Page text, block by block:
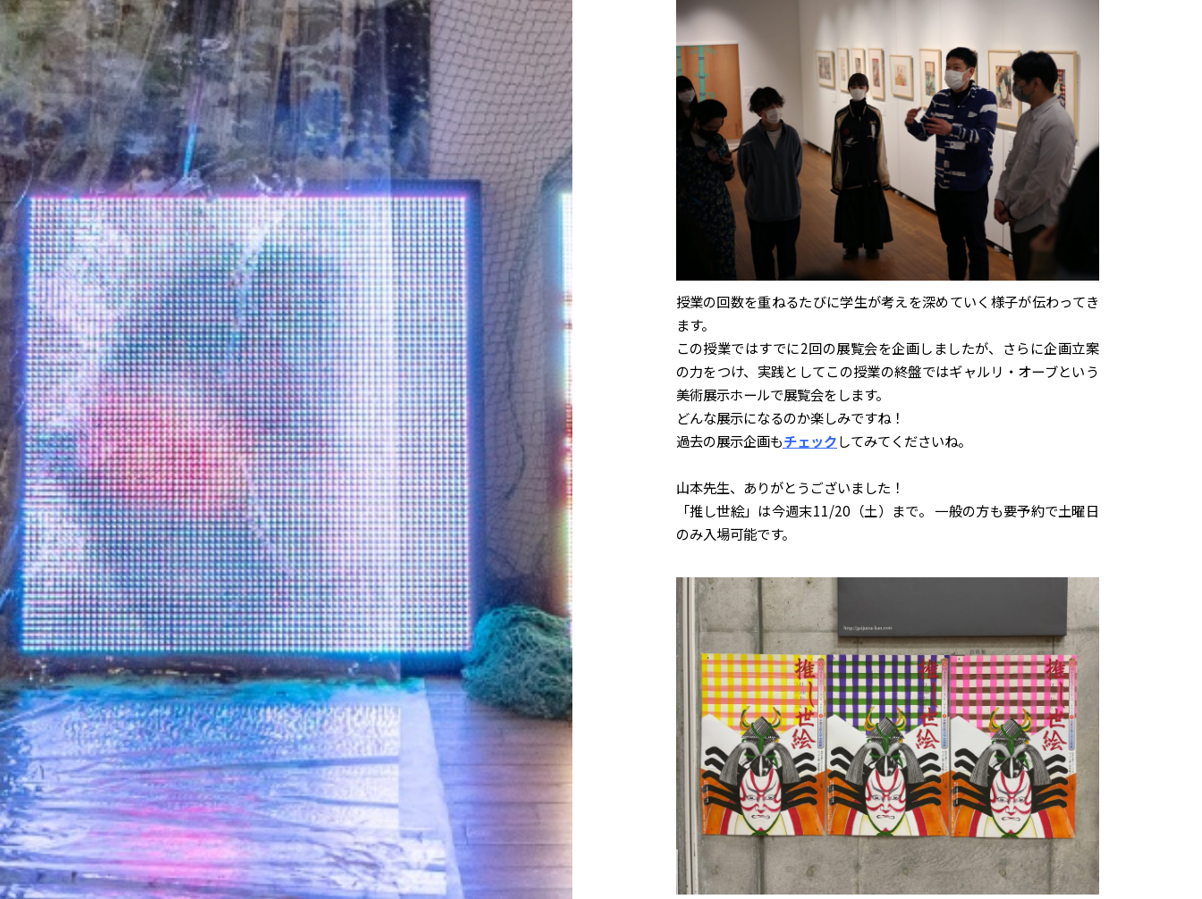
授業の回数を重ねるたびに学生が考えを深めていく様子が伝わってき
ます。
この授業ではすでに2回の展覧会を企画しましたが、さらに企画立案
の力をつけ、実践としてこの授業の終盤ではギャルリ・オーブという
美術展示ホールで展覧会をします。
どんな展示になるのか楽しみですね！
過去の展示企画もチェックしてみてくださいね。
山本先生、ありがとうございました！
「推し世絵」は今週末11/20（土）まで。 一般の方も要予約で土曜日
のみ入場可能です。